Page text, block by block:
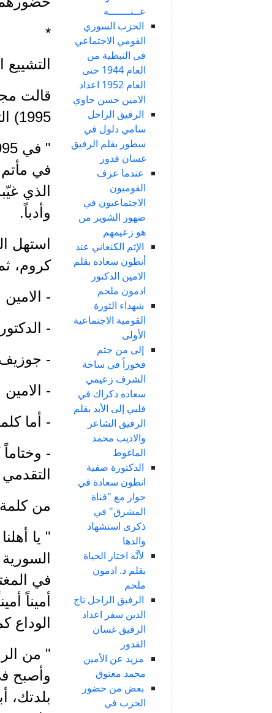
عــنـــــــه
الحزب السوري
القومي الاجتماعي
في النبطية من
العام 1944 حتى
العام 1952 اعداد
الامين حسن حاوي
الرفيق الراحل
سامي دلول في
سطور بقلم الرفيق
غسان قدور
عندما عرف
القوميون
الاجتماعيون في
ضهور الشوير من
هو زعيمهم
الإثم الكنعاني عند
أنطون سعاده بقلم
الامين الدكتور
ادمون ملحم
شهداء الثورة
القومية الاجتماعية
الأولى
إلى من جثم
فخوراً في ساحة
الشرف زعيمي
سعاده ذكراك في
قلبي إلى الأبد بقلم
الرفيق الشاعر
والاديب محمد
الماغوط
الدكتورة صفية
انطون سعادة في
حوار مع "قناة
المشرق" في
ذكرى استشهاد
والدها
لأنَّه اختار الحياة
بقلم د. ادمون
ملحم
الرفيق الراحل تاج
الدين سفر اعداد
الرفيق غسان
القدور
مزيد عن الأمين
محمد معتوق
بعض من حضور
الحزب في
*
1995) التالي:
في مأتم
الذي
وأدباً.
استهل
كروم،
-
-
- جوزيف
-
- أما
-
من كلمة
" يا
في
أميناً
الوداع
" من
وأصبح
بلدتك،